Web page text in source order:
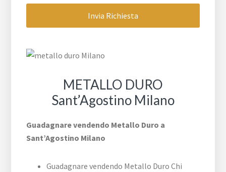
METALLO DURO
Sant’Agostino Milano
Guadagnare vendendo Metallo Duro a
Sant’Agostino Milano
Guadagnare vendendo Metallo Duro Chi